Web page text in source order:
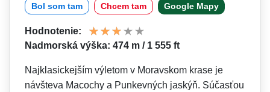
Bol som tam Chcem tam Google Mapy
Hodnotenie:
Nadmorská výška: 474 m / 1 555 ft
Najklasickejším výletom v Moravskom krase je
návšteva Macochy a Punkevných jaskýň. Súčasťou